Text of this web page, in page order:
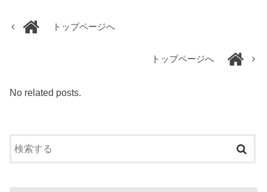
トップページへ
トップページへ
No related posts.